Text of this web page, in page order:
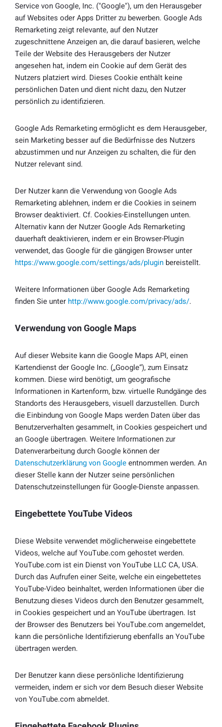
Service von Google, Inc. ("Google"), um den Herausgeber
auf Websites oder Apps Dritter zu bewerben. Google Ads
Remarketing zeigt relevante, auf den Nutzer
zugeschnittene Anzeigen an, die darauf basieren, welche
Teile der Website des Herausgebers der Nutzer
angesehen hat, indem ein Cookie auf dem Gerät des
Nutzers platziert wird. Dieses Cookie enthält keine
persönlichen Daten und dient nicht dazu, den Nutzer
persönlich zu identifizieren.
Google Ads Remarketing ermöglicht es dem Herausgeber,
sein Marketing besser auf die Bedürfnisse des Nutzers
abzustimmen und nur Anzeigen zu schalten, die für den
Nutzer relevant sind.
Der Nutzer kann die Verwendung von Google Ads
Remarketing ablehnen, indem er die Cookies in seinem
Browser deaktiviert. Cf. Cookies-Einstellungen unten.
Alternativ kann der Nutzer Google Ads Remarketing
dauerhaft deaktivieren, indem er ein Browser-Plugin
verwendet, das Google für die gängigen Browser unter
https://www.google.com/settings/ads/plugin bereistellt.
Weitere Informationen über Google Ads Remarketing
finden Sie unter http://www.google.com/privacy/ads/.
Verwendung von Google Maps
Auf dieser Website kann die Google Maps API, einen
Kartendienst der Google Inc. („Google“), zum Einsatz
kommen. Diese wird benötigt, um geografische
Informationen in Kartenform, bzw. virtuelle Rundgänge des
Standorts des Herausgebers, visuell darzustellen. Durch
die Einbindung von Google Maps werden Daten über das
Benutzerverhalten gesammelt, in Cookies gespeichert und
an Google übertragen. Weitere Informationen zur
Datenverarbeitung durch Google können der
Datenschutzerklärung von Googleentnommen werden. An
dieser Stelle kann der Nutzer seine persönlichen
Datenschutzeinstellungen für Google-Dienste anpassen.
Eingebettete YouTube Videos
Diese Website verwendet möglicherweise eingebettete
Videos, welche auf YouTube.com gehostet werden.
YouTube.com ist ein Dienst von YouTube LLC CA, USA.
Durch das Aufrufen einer Seite, welche ein eingebettetes
YouTube-Video beinhaltet, werden Informationen über die
Benutzung dieses Videos durch den Benutzer gesammelt,
in Cookies gespeichert und an YouTube übertragen. Ist
der Browser des Benutzers bei YouTube.com angemeldet,
kann die persönliche Identifizierung ebenfalls an YouTube
übertragen werden.
Der Benutzer kann diese persönliche Identifizierung
vermeiden, indem er sich vor dem Besuch dieser Website
von YouTube.com abmeldet.